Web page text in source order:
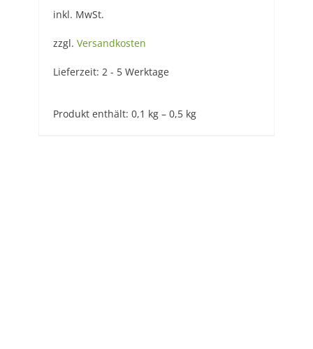
inkl. MwSt.
zzgl. Versandkosten
Lieferzeit: 2 - 5 Werktage
Produkt enthält: 0,1 kg – 0,5 kg